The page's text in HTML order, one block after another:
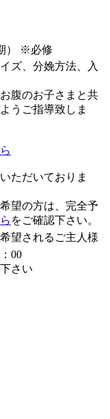
） ※必修
ズ、分娩方法、入
腹のお子さまと共
うご指導致しま
ただいておりま
望の方は、完全予
をご確認下さい。
望されるご主人様
00
さい